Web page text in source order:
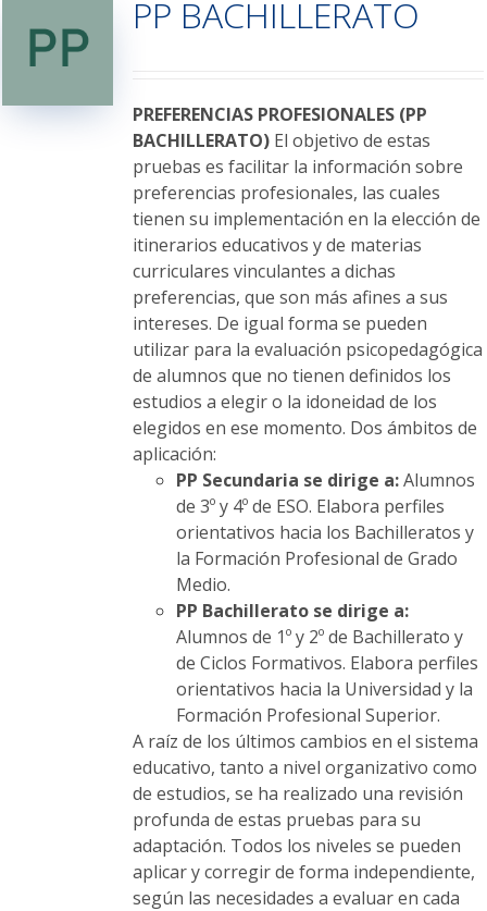
Las
opciones
elegir
en
la
página
de
producto
PP BACHILLERATO
PREFERENCIAS PROFESIONALES (PP
BACHILLERATO)El objetivo de estas
pruebas es facilitar la información sobre
preferencias profesionales, las cuales
tienen su implementación en la elección de
itinerarios educativos y de materias
curriculares vinculantes a dichas
preferencias, que son más afines a sus
intereses. De igual forma se pueden
utilizar para la evaluación psicopedagógica
de alumnos que no tienen definidos los
estudios a elegir o la idoneidad de los
elegidos en ese momento. Dos ámbitos de
aplicación:
PP Secundaria se dirige a:Alumnos
de 3º y 4º de ESO. Elabora perfiles
orientativos hacia los Bachilleratos y
la Formación Profesional de Grado
Medio.
PP Bachillerato se dirige a:
Alumnos de 1º y 2º de Bachillerato y
de Ciclos Formativos. Elabora perfiles
orientativos hacia la Universidad y la
Formación Profesional Superior.
A raíz de los últimos cambios en el sistema
educativo, tanto a nivel organizativo como
de estudios, se ha realizado una revisión
profunda de estas pruebas para su
adaptación. Todos los niveles se pueden
aplicar y corregir de forma independiente,
según las necesidades a evaluar en cada